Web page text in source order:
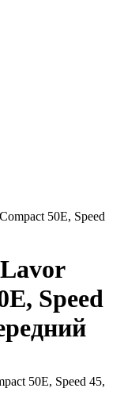
50E, Speed
Speed